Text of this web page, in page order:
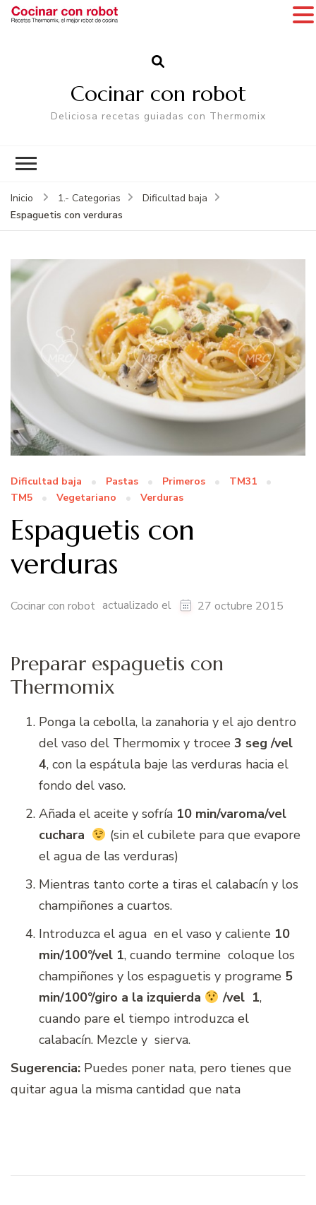
Cocinar con robot
Deliciosa recetas guiadas con Thermomix
Inicio 1.- Categorias
Dificultad baja
Espaguetis con verduras
Dificultad baja Pastas Primeros
TM31
TM5
Vegetariano Verduras
Espaguetis con
verduras
Cocinar con robot actualizado el 27 octubre 2015
Preparar espaguetis con
Thermomix
Ponga la cebolla, la zanahoria y el ajo dentro
del vaso del Thermomix y trocee 3 seg /vel
4, con la espátula baje las verduras hacia el
fondo del vaso.
Añada el aceite y sofría 10 min/varoma/vel
cuchara
(sin el cubilete para que evapore
el agua de las verduras)
Mientras tanto corte a tiras el calabacín y los
champiñones a cuartos.
Introduzca el agua en el vaso y caliente 10
min/100º/vel 1, cuando termine coloque los
champiñones y los espaguetis y programe 5
min/100º/giro a la izquierda
/vel 1,
cuando pare el tiempo introduzca el
calabacín. Mezcle y sierva.
Sugerencia: Puedes poner nata, pero tienes que
quitar agua la misma cantidad que nata